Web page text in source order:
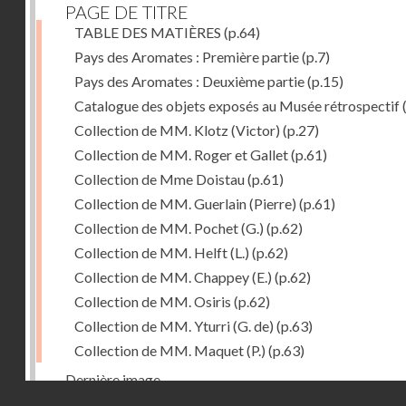
PAGE DE TITRE
TABLE DES MATIÈRES (p.64)
Pays des Aromates : Première partie(p.7)
Pays des Aromates : Deuxième partie(p.15)
Catalogue des objets exposés au Musée rétrospectif
Collection de MM. Klotz (Victor) (p.27)
Collection de MM. Roger et Gallet(p.61)
Collection de Mme Doistau(p.61)
Collection de MM. Guerlain (Pierre) (p.61)
Collection de MM. Pochet (G.) (p.62)
Collection de MM. Helft (L.) (p.62)
Collection de MM. Chappey (E.) (p.62)
Collection de MM. Osiris (p.62)
Collection de MM. Yturri (G. de) (p.63)
Collection de MM. Maquet (P.) (p.63)
Dernière image